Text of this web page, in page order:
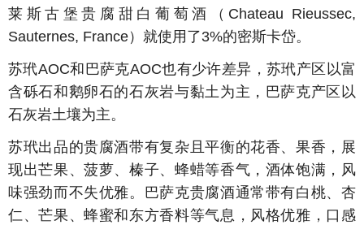
莱斯古堡贵腐甜白葡萄酒（Chateau Rieussec,
Sauternes, France）就使用了3%的密斯卡岱。
苏玳AOC和巴萨克AOC也有少许差异，苏玳产区以富
含砾石和鹅卵石的石灰岩与黏土为主，巴萨克产区以
石灰岩土壤为主。
苏玳出品的贵腐酒带有复杂且平衡的花香、果香，展
现出芒果、菠萝、榛子、蜂蜡等香气，酒体饱满，风
味强劲而不失优雅。巴萨克贵腐酒通常带有白桃、杏
仁、芒果、蜂蜜和东方香料等气息，风格优雅，口感